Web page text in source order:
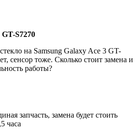
S7270
на Samsung Galaxy Ace 3 GT-
сенсор тоже. Сколько стоит замена и
работы?
запчасть, замена будет стоить
часа